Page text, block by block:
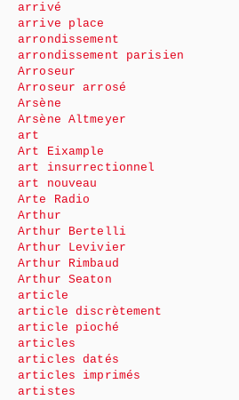
arrivé
arrive place
arrondissement
arrondissement parisien
Arroseur
Arroseur arrosé
Arsène
Arsène Altmeyer
art
Art Eixample
art insurrectionnel
art nouveau
Arte Radio
Arthur
Arthur Bertelli
Arthur Levivier
Arthur Rimbaud
Arthur Seaton
article
article discrètement
article pioché
articles
articles datés
articles imprimés
artistes